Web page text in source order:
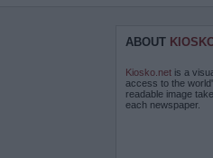
ABOUT
Kiosko.net is a
access to the
readable image
each newspaper.